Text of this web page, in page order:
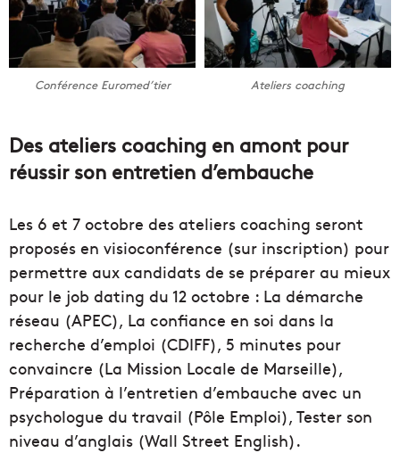
Conférence Euromed’tier Ateliers coaching
Des ateliers coaching en amont pour
réussir son entretien d’embauche
Les 6 et 7 octobre des ateliers coaching seront
proposés en visioconférence (sur inscription) pour
permettre aux candidats de se préparer au mieux
pour le job dating du 12 octobre : La démarche
réseau (APEC), La confiance en soi dans la
recherche d’emploi (CDIFF), 5 minutes pour
convaincre (La Mission Locale de Marseille),
Préparation à l’entretien d’embauche avec un
psychologue du travail (Pôle Emploi), Tester son
niveau d’anglais (Wall Street English).